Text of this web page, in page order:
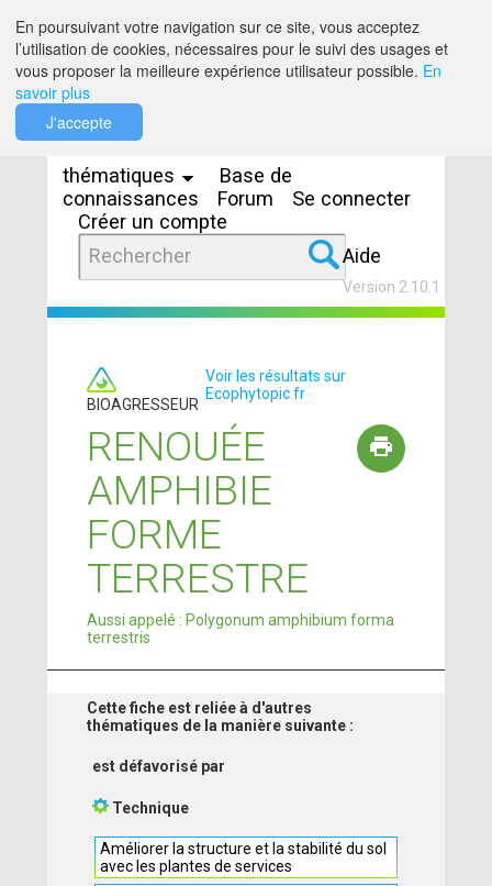
thématiques
Base de
connaissances
Forum
Se connecter
Créer un compte
Aide
Version 2.10.1
BIOAGRESSEUR
Voir les résultats sur
Ecophytopic.fr
RENOUÉE
AMPHIBIE
FORME
TERRESTRE
Aussi appelé : Polygonum amphibium forma
terrestris
Cette fiche est reliée à d'autres
thématiques de la manière suivante :
est défavorisé par
Technique
Améliorer la structure et la stabilité du sol
avec les plantes de services
En poursuivant votre navigation sur ce site, vous acceptez
l’utilisation de cookies, nécessaires pour le suivi des usages et
vous proposer la meilleure expérience utilisateur possible. En
savoir plus
J'accepte